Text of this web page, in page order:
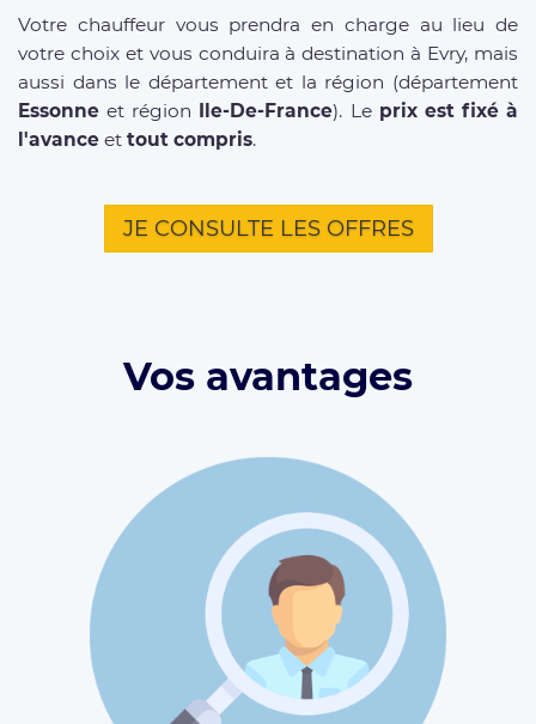
Votre chauffeur vous prendra en charge au lieu de
votre choix et vous conduira à destination à Evry, mais
aussi dans le département et la région (département
Essonne et région Ile-De-France). Le prix est fixé à
l'avance et tout compris.
JE CONSULTE LES OFFRES
Vos avantages